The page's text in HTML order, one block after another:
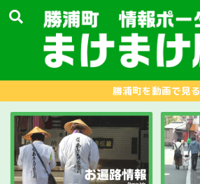
勝浦町を動画で見る